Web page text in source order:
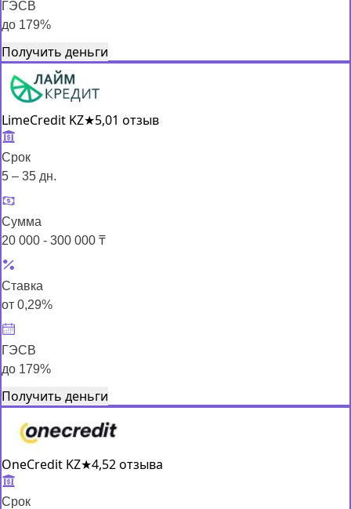
ГЭСВ
до 179%
Получить деньги
LimeCredit KZ★5,01 отзыв
Срок
5 – 35 дн.
Сумма
20 000 - 300 000 ₸
Ставка
от 0,29%
ГЭСВ
до 179%
Получить деньги
OneCredit KZ★4,52 отзыва
Срок